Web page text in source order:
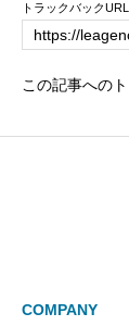
トラックバックURL
この記事への
COMPANY